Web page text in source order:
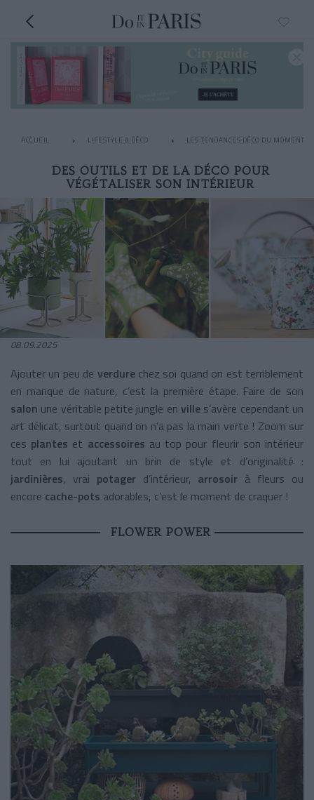
ACCUEIL LIFESTYLE & DÉCO LES TENDANCES DÉCO DU MOMENT
DES OUTILS ET DE LA DÉCO POUR
VÉGÉTALISER SON INTÉRIEUR
08.09.2025
Ajouter un peu de verdure chez soi quand on est terriblement
en manque de nature, c’est la première étape. Faire de son
salon une véritable petite jungle enville s’avère cependant un
art délicat, surtout quand on n’a pas la main verte ! Zoom sur
ces plantes et accessoires au top pour fleurir son intérieur
tout en lui ajoutant un brin de style et d’originalité :
jardinières, vrai potager d’intérieur, arrosoir à fleurs ou
encore cache-pots adorables, c’est le moment de craquer !
FLOWER POWER